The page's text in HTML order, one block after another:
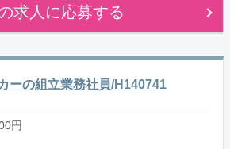
求人に応募する
ーの組立業務社員/H140741
円